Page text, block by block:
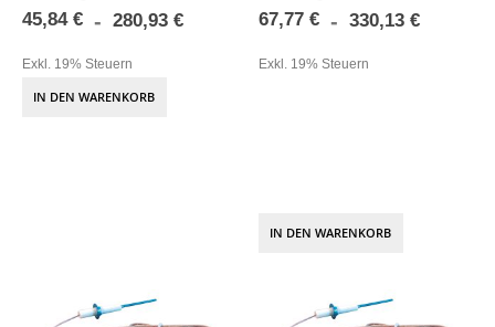
45,84 € 280,93 €
Exkl. 19% Steuern
IN DEN WARENKORB
67,77 € 330,13 €
Exkl. 19% Steuern
IN DEN WARENKORB